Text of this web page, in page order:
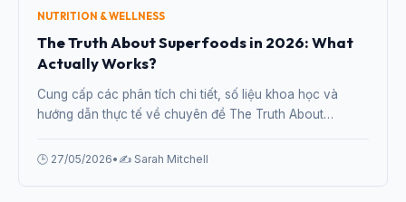
NUTRITION & WELLNESS
The Truth About Superfoods in 2026: What
Actually Works?
Cung cấp các phân tích chi tiết, số liệu khoa học và
hướng dẫn thực tế về chuyên đề The Truth About
gia.
🕒 27/05/2026• ✍️ Sarah Mitchell